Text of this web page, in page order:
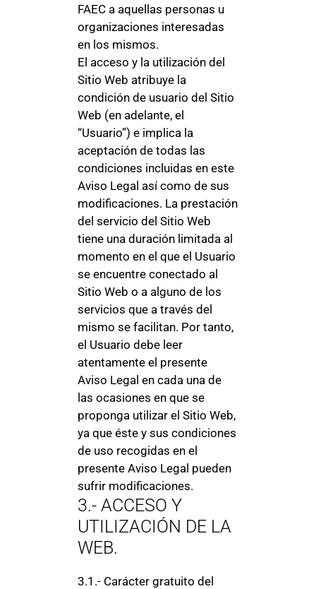
FAEC a aquellas personas u
organizaciones interesadas
en los mismos.
El acceso y la utilización del
Sitio Web atribuye la
condición de usuario del Sitio
Web (en adelante, el
“Usuario”) e implica la
aceptación de todas las
condiciones incluidas en este
Aviso Legal así como de sus
modificaciones. La prestación
del servicio del Sitio Web
tiene una duración limitada al
momento en el que el Usuario
se encuentre conectado al
Sitio Web o a alguno de los
servicios que a través del
mismo se facilitan. Por tanto,
el Usuario debe leer
atentamente el presente
Aviso Legal en cada una de
las ocasiones en que se
proponga utilizar el Sitio Web,
ya que éste y sus condiciones
de uso recogidas en el
presente Aviso Legal pueden
sufrir modificaciones.
3.- ACCESO Y
UTILIZACIÓN DE LA
WEB.
3.1.- Carácter gratuito del